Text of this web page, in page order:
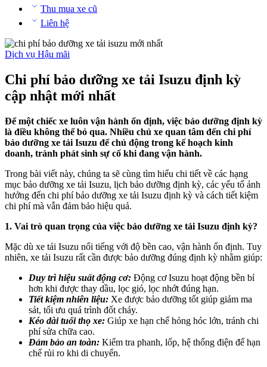
Thu mua xe cũ
Liên hệ
Dịch vụ Hậu mãi
Chi phí bảo dưỡng xe tải Isuzu định kỳ
cập nhật mới nhất
Để một chiếc xe luôn vận hành ổn định, việc bảo dưỡng định kỳ
là điều không thể bỏ qua. Nhiều chủ xe quan tâm đến chi phí
bảo dưỡng xe tải Isuzu để chủ động trong kế hoạch kinh
doanh, tránh phát sinh sự cố khi đang vận hành.
Trong bài viết này, chúng ta sẽ cùng tìm hiểu chi tiết về các hạng
mục bảo dưỡng xe tải Isuzu, lịch bảo dưỡng định kỳ, các yếu tố ảnh
hưởng đến chi phí bảo dưỡng xe tải Isuzu định kỳ và cách tiết kiệm
chi phí mà vẫn đảm bảo hiệu quả.
1. Vai trò quan trọng của việc bảo dưỡng xe tải Isuzu định kỳ?
Mặc dù xe tải Isuzu nổi tiếng với độ bền cao, vận hành ổn định. Tuy
nhiên, xe tải Isuzu rất cần được bảo dưỡng đúng định kỳ nhằm giúp:
Duy trì hiệu suất động cơ: Động cơ Isuzu hoạt động bền bỉ
hơn khi được thay dầu, lọc gió, lọc nhớt đúng hạn.
Tiết kiệm nhiên liệu: Xe được bảo dưỡng tốt giúp giảm ma
sát, tối ưu quá trình đốt cháy.
Kéo dài tuổi thọ xe: Giúp xe hạn chế hỏng hóc lớn, tránh chi
phí sửa chữa cao.
Đảm bảo an toàn: Kiểm tra phanh, lốp, hệ thống điện để hạn
chế rủi ro khi di chuyển.